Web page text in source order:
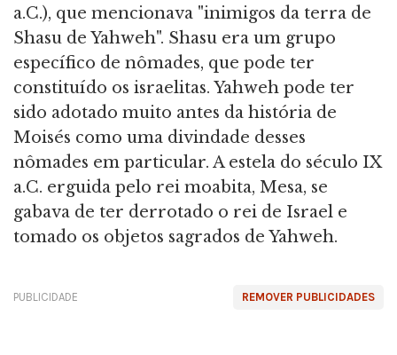
a.C.), que mencionava "inimigos da terra de
Shasu de Yahweh". Shasu era um grupo
específico de nômades, que pode ter
constituído os israelitas. Yahweh pode ter
sido adotado muito antes da história de
Moisés como uma divindade desses
nômades em particular. A estela do século IX
a.C. erguida pelo rei moabita, Mesa, se
gabava de ter derrotado o rei de Israel e
tomado os objetos sagrados de Yahweh.
REMOVER PUBLICIDADES
PUBLICIDADE